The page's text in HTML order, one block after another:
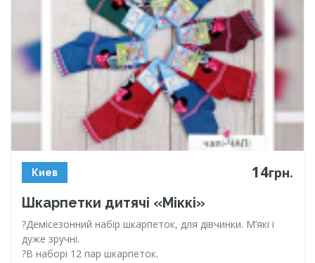
Киев 14грн.
Шкарпетки дитячі «Міккі»
?Демісезонний набір шкарпеток, для дівчинки. М’які і
дуже зручні.
?В наборі 12 пар шкарпеток.